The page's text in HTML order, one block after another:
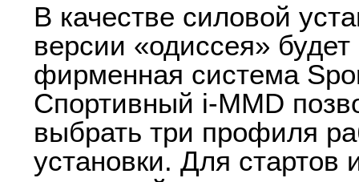
В качестве силовой
версии «одиссея»
фирменная система
Спортивный i-MMD
выбрать три профиля
установки. Для стартов